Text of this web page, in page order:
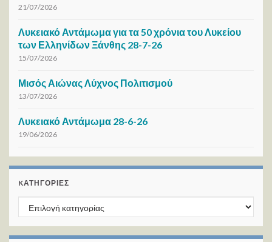
21/07/2026
Λυκειακό Αντάμωμα για τα 50 χρόνια του Λυκείου
των Ελληνίδων Ξάνθης 28-7-26
15/07/2026
Μισός Αιώνας Λύχνος Πολιτισμού
13/07/2026
Λυκειακό Αντάμωμα 28-6-26
19/06/2026
KΑΤΗΓΟΡΊΕΣ
Kατηγορίες